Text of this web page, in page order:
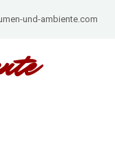
und-ambiente.com